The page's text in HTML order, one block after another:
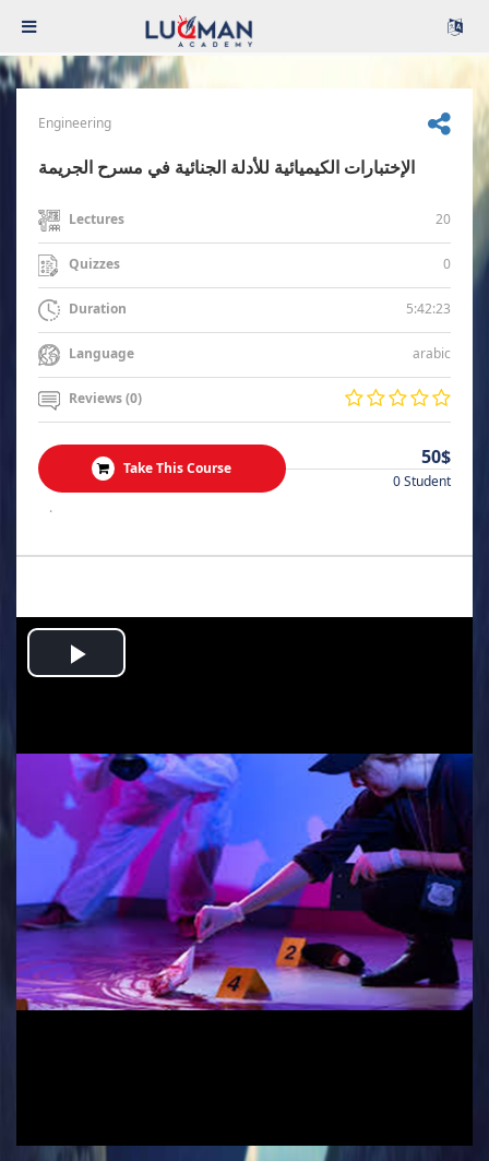
Engineering
الإختبارات الكيميائية للأدلة الجنائية في مسرح الجريمة
Lectures 20
Quizzes 0
Duration 5:42:23
Language arabic
Reviews (0)
Take This Course 50$
0 Student
.
Play